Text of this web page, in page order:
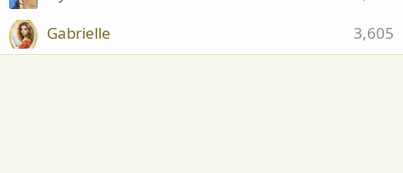
3,605
Gabrielle